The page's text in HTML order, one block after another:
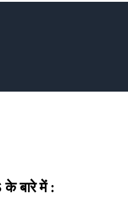
बारे में :